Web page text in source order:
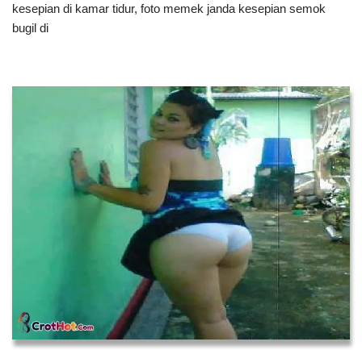
kesepian di kamar tidur, foto memek janda kesepian semok
bugil di